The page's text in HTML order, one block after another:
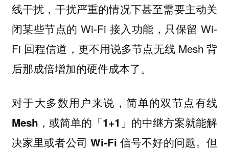
线干扰，干扰严重的情况下甚至需要主动关
闭某些节点的 Wi-Fi 接入功能，只保留 Wi-
Fi 回程信道，更不用说多节点无线 Mesh 背
后那成倍增加的硬件成本了。
对于大多数用户来说，简单的双节点有线
Mesh，或简单的「1+1」的中继方案就能解
决家里或者公司 Wi-Fi 信号不好的问题。但